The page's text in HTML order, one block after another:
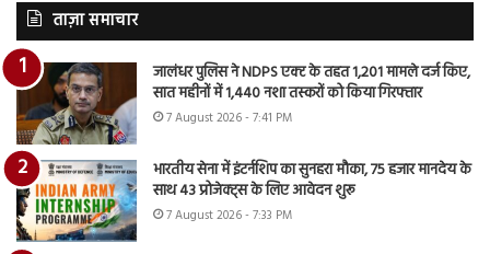
ताज़ा समाचार
जालंधर पुलिस ने NDPS एक्ट के तहत 1,201 मामले दर्ज किए,
सात महीनों में 1,440 नशा तस्करों को किया गिरफ्तार
7 August 2026 - 7:41 PM
भारतीय सेना में इंटर्नशिप का सुनहरा मौका, 75 हजार मानदेय के
साथ 43 प्रोजेक्ट्स के लिए आवेदन शुरू
7 August 2026 - 7:33 PM